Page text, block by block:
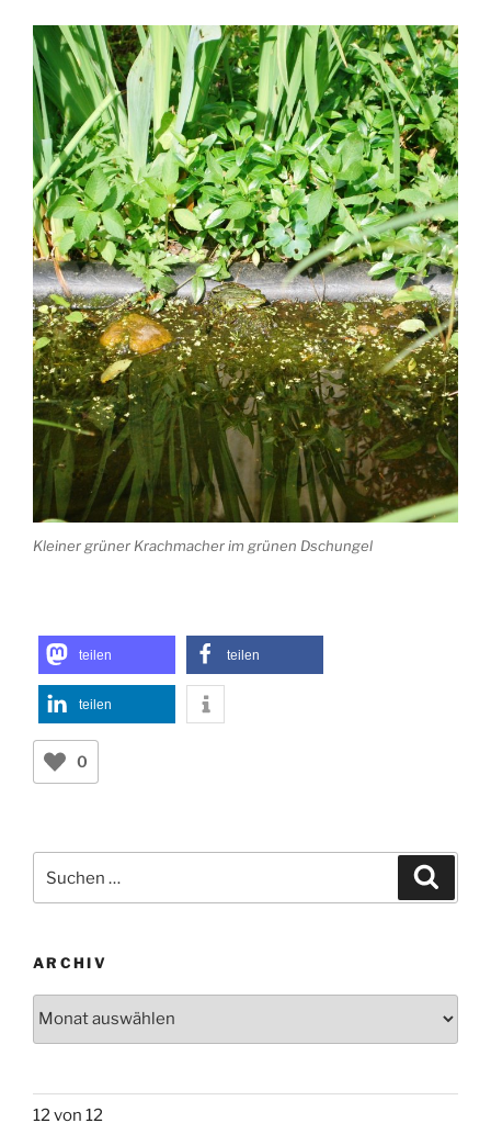
Kleiner grüner Krachmacher im grünen Dschungel
teilen teilen
teilen
0
nach:
ARCHIV
12 von 12